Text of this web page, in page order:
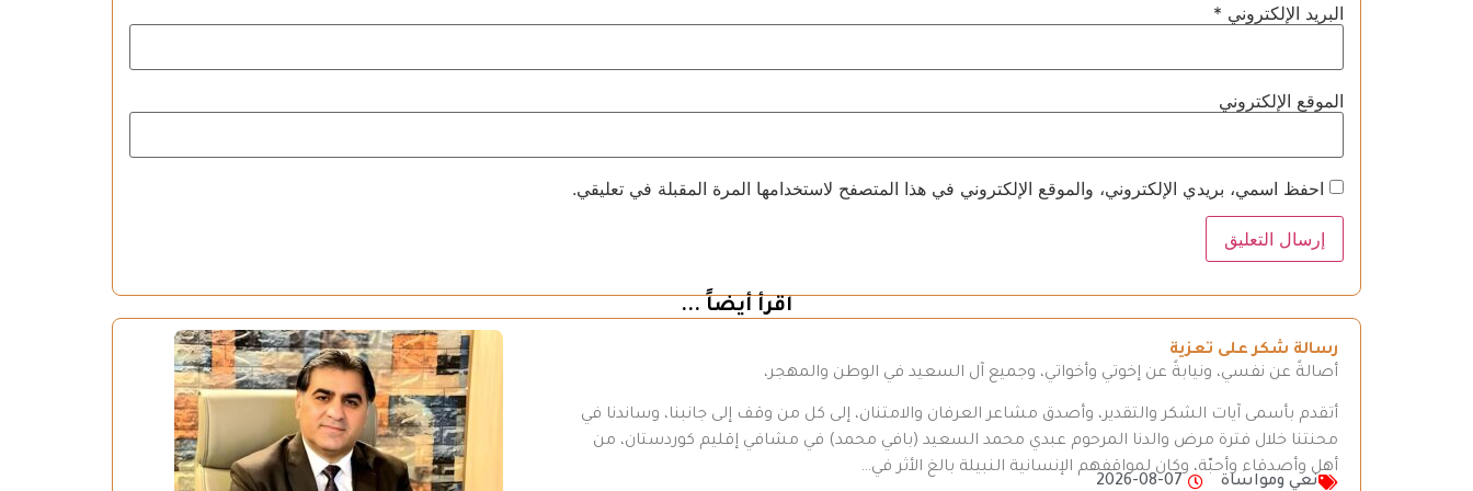
البريد الإلكتروني *
الموقع الإلكتروني
احفظ اسمي، بريدي الإلكتروني، والموقع الإلكتروني في هذا المتصفح لاستخدامها المرة المقبلة في تعليقي.
اقرأ أيضاً ...
رسالة شكر على تعزية
أصالةً عن نفسي، ونيابةً عن إخوتي وأخواتي، وجميع آل السعيد في الوطن والمهجر،
أتقدم بأسمى آيات الشكر والتقدير، وأصدق مشاعر العرفان والامتنان، إلى كل من وقف إلى جانبنا، وساندنا في
محنتنا خلال فترة مرض والدنا المرحوم عبدي محمد السعيد (بافي محمد) في مشافي إقليم كوردستان، من
أهل وأصدقاء وأحبّة، وكان لمواقفهم الإنسانية النبيلة بالغ الأثر في…
نعي ومواساة
2026-08-07